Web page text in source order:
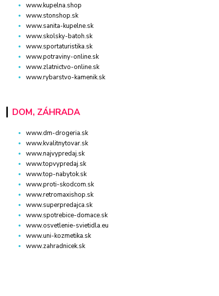
www.kupelna.shop
www.stonshop.sk
www.sanita-kupelne.sk
www.skolsky-batoh.sk
www.sportaturistika.sk
www.potraviny-online.sk
www.zlatnictvo-online.sk
www.rybarstvo-kamenik.sk
DOM, ZÁHRADA
www.dm-drogeria.sk
www.kvalitnytovar.sk
www.najvypredaj.sk
www.topvypredaj.sk
www.top-nabytok.sk
www.proti-skodcom.sk
www.retromaxishop.sk
www.superpredajca.sk
www.spotrebice-domace.sk
www.osvetlenie-svietidla.eu
www.uni-kozmetika.sk
www.zahradnicek.sk